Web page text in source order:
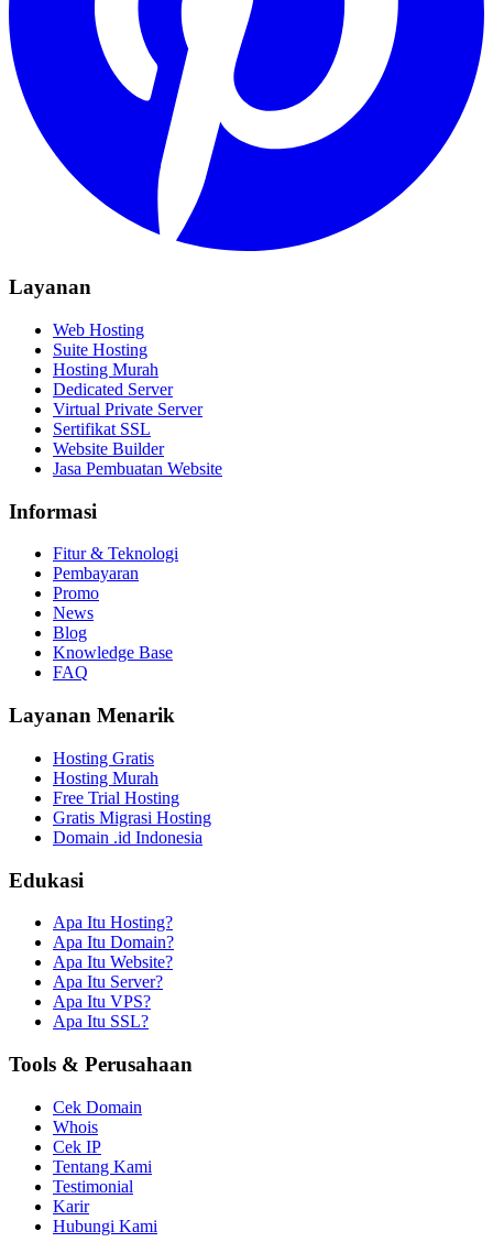
Layanan
Web Hosting
Suite Hosting
Hosting Murah
Dedicated Server
Virtual Private Server
Sertifikat SSL
Website Builder
Jasa Pembuatan Website
Informasi
Fitur & Teknologi
Pembayaran
Promo
News
Blog
Knowledge Base
FAQ
Layanan Menarik
Hosting Gratis
Hosting Murah
Free Trial Hosting
Gratis Migrasi Hosting
Domain .id Indonesia
Edukasi
Apa Itu Hosting?
Apa Itu Domain?
Apa Itu Website?
Apa Itu Server?
Apa Itu VPS?
Apa Itu SSL?
Tools & Perusahaan
Cek Domain
Whois
Cek IP
Tentang Kami
Testimonial
Karir
Hubungi Kami